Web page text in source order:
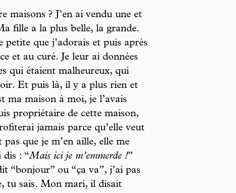
maisons ? J’en ai vendu une et
fille a la plus belle, la grande.
petite que j’adorais et puis après
et au curé. Je leur ai données
qui étaient malheureux, qui
Et puis là, il y a plus rien et
ma maison à moi, je l’avais
propriétaire de cette maison,
jamais parce qu’elle veut
que je m’en aille, elle me
dis : “Mais ici je m’emmerde !”
“bonjour” ou “ça va”, j’ai pas
tu sais. Mon mari, il disait